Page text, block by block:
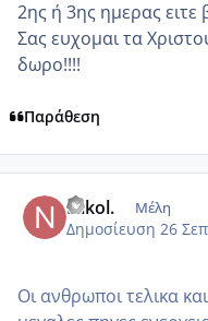
2ης ή 3ης ημερας ειτε
Σας ευχομαι τα
δωρο!!!!
Παράθεση
Nikol. Μέλη
Δημοσίευση 26
Οι ανθρωποι τελικα